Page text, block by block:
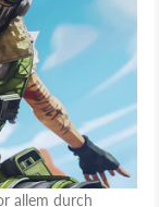
allem durch